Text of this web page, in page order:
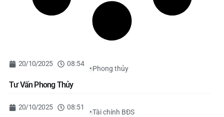
20/10/2025 08:54
•Phong thủy
Tư Vấn Phong Thủy
20/10/2025 08:51
•Tài chính BĐS